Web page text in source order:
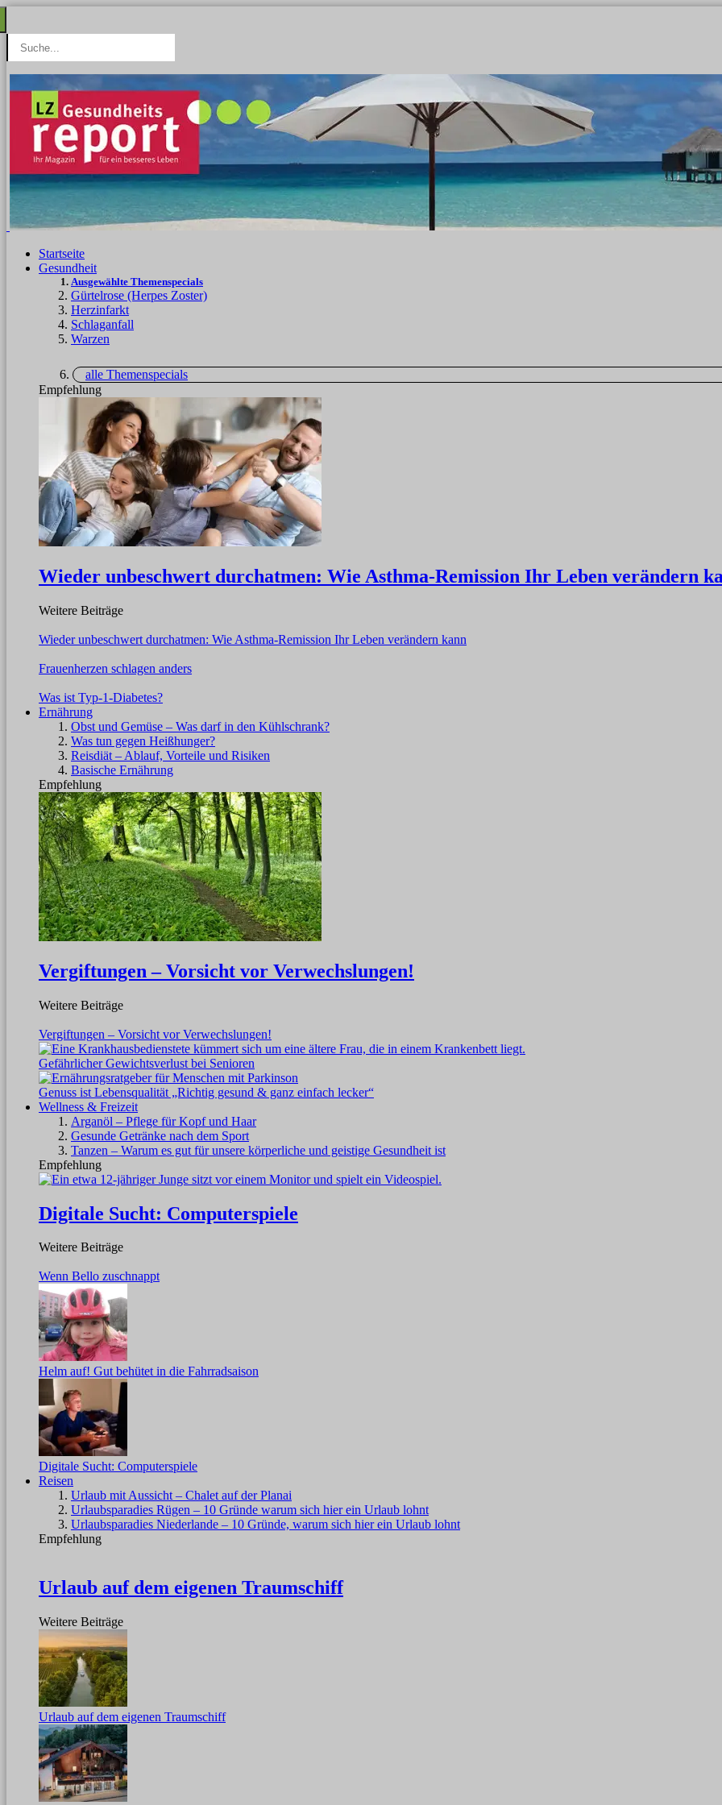
Startseite
Gesundheit
Ausgewählte Themenspecials
Gürtelrose (Herpes Zoster)
Herzinfarkt
Schlaganfall
Warzen
alle Themenspecials
Empfehlung
Wieder unbeschwert durchatmen: Wie Asthma-Remission Ihr Leben verändern
Weitere Beiträge
Wieder unbeschwert durchatmen: Wie Asthma-Remission Ihr Leben verändern kann
Frauenherzen schlagen anders
Was ist Typ-1-Diabetes?
Ernährung
Obst und Gemüse – Was darf in den Kühlschrank?
Was tun gegen Heißhunger?
Reisdiät – Ablauf, Vorteile und Risiken
Basische Ernährung
Empfehlung
Vergiftungen – Vorsicht vor Verwechslungen!
Weitere Beiträge
Vergiftungen – Vorsicht vor Verwechslungen!
Gefährlicher Gewichtsverlust bei Senioren
Genuss ist Lebensqualität „Richtig gesund & ganz einfach lecker“
Wellness & Freizeit
Arganöl – Pflege für Kopf und Haar
Gesunde Getränke nach dem Sport
Tanzen – Warum es gut für unsere körperliche und geistige Gesundheit ist
Empfehlung
Digitale Sucht: Computerspiele
Weitere Beiträge
Wenn Bello zuschnappt
Helm auf! Gut behütet in die Fahrradsaison
Digitale Sucht: Computerspiele
Reisen
Urlaub mit Aussicht – Chalet auf der Planai
Urlaubsparadies Rügen – 10 Gründe warum sich hier ein Urlaub lohnt
Urlaubsparadies Niederlande – 10 Gründe, warum sich hier ein Urlaub lohnt
Empfehlung
Urlaub auf dem eigenen Traumschiff
Weitere Beiträge
Urlaub auf dem eigenen Traumschiff